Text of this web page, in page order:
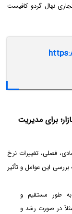
نهال گردو کافیست
برای مدیریت
فصلی، تغییرات نرخ
این عوامل و تأثیر
به طور مستقیم و
در صورت رشد و